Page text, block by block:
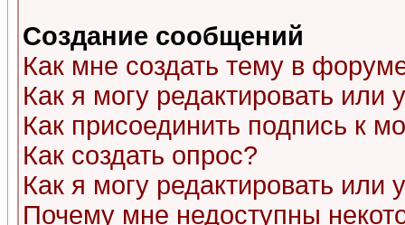
Создание сообщений
Как мне создать тему в
Как я могу редактировать или
Как присоединить подпись к
Как создать опрос?
Как я могу редактировать или
Почему мне недоступны